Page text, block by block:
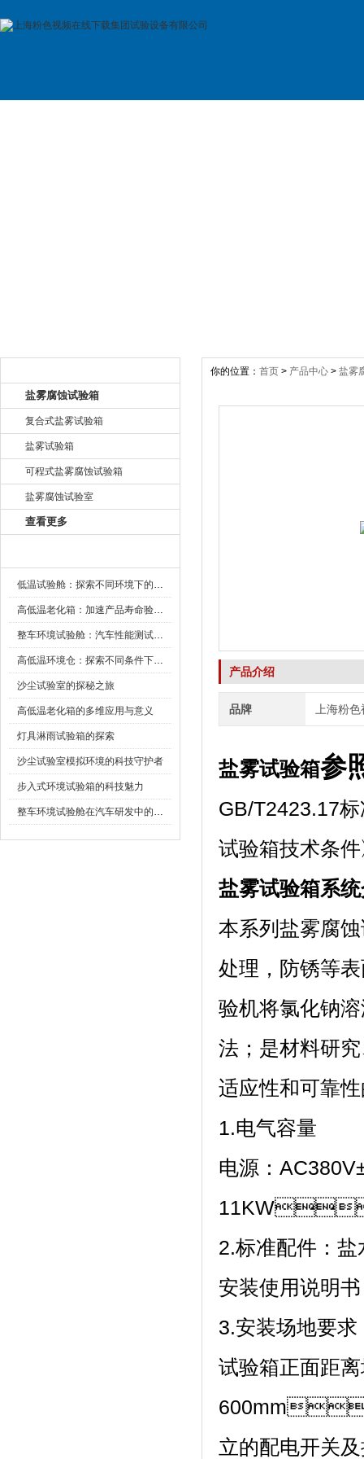
盐雾腐蚀试验箱
复合式盐雾试验箱
盐雾试验箱
可程式盐雾腐蚀试验箱
盐雾腐蚀试验室
查看更多
低温试验舱：探索不同环境下的科技边界
高低温老化箱：加速产品寿命验证的可靠伙伴
整车环境试验舱：汽车性能测试的设备
高低温环境仓：探索不同条件下的科学奥秘
沙尘试验室的探秘之旅
高低温老化箱的多维应用与意义
灯具淋雨试验箱的探索
沙尘试验室模拟环境的科技守护者
步入式环境试验箱的科技魅力
整车环境试验舱在汽车研发中的作用
你的位置： 首页 > 产品中心 > 盐雾
产品介绍
品牌 上海粉
盐雾试验箱参
GB/T2423.17标
试验箱技术条件
盐雾试验箱系
本系列盐雾腐蚀
处理，防锈等
验机将氯化钠溶
法；是材料研究
适应性和可靠性
1.电气容量
电源：
11KW；
2.标准配件：盐
安装使用说明书
3.安装场地要求
试验箱正面距
立的配电开关及